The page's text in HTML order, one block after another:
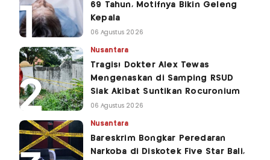
69 Tahun, Motifnya Bikin Geleng
Kepala
06 Agustus 2026
Nusantara
Tragis! Dokter Alex Tewas
Mengenaskan di Samping RSUD
Siak Akibat Suntikan Rocuronium
06 Agustus 2026
Nusantara
Bareskrim Bongkar Peredaran
Narkoba di Diskotek Five Star Bali,